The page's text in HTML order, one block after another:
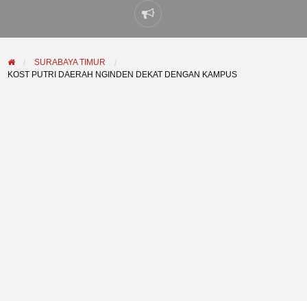
Laporkan
masalah
SURABAYA TIMUR
KOST PUTRI DAERAH NGINDEN DEKAT DENGAN KAMPUS